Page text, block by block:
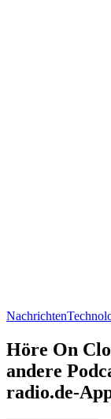
Nachrichten
Höre On
andere
radio.de-